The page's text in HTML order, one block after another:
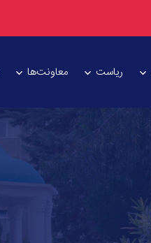
ریاست معاونت‌ها